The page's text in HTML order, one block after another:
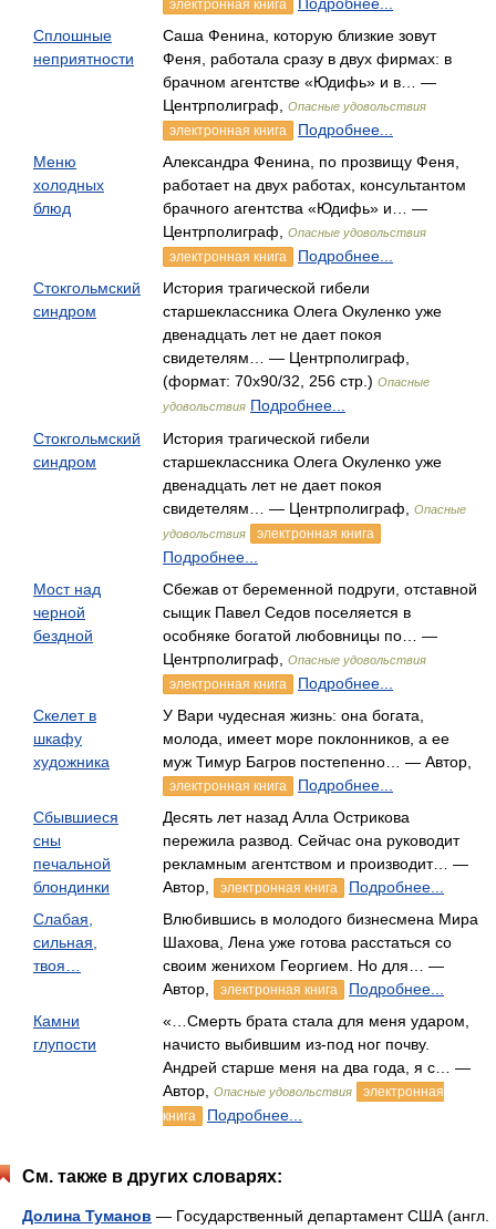
электронная книга
Сплошные
неприятности
Саша Фенина, которую близкие зовут
Феня, работала сразу в двух фирмах: в
брачном агентстве «Юдифь» и в… —
Центрполиграф,
Опасные удовольствия
электронная книга
Подробнее...
Меню
холодных
блюд
Александра Фенина, по прозвищу Феня,
работает на двух работах, консультантом
брачного агентства «Юдифь» и… —
Центрполиграф,
Опасные удовольствия
электронная книга
Подробнее...
Стокгольмский
синдром
История трагической гибели
старшеклассника Олега Окуленко уже
двенадцать лет не дает покоя
свидетелям… — Центрполиграф,
(формат: 70x90/32, 256 стр.) Опасные
удовольствия Подробнее...
Стокгольмский
синдром
История трагической гибели
старшеклассника Олега Окуленко уже
двенадцать лет не дает покоя
свидетелям… — Центрполиграф,
Опасные
удовольствия
электронная книга
Подробнее...
Мост над
черной
бездной
Сбежав от беременной подруги, отставной
сыщик Павел Седов поселяется в
особняке богатой любовницы по… —
Центрполиграф,
Опасные удовольствия
электронная книга
Подробнее...
Скелет в
шкафу
художника
У Вари чудесная жизнь: она богата,
молода, имеет море поклонников, а ее
муж Тимур Багров постепенно… — Автор,
электронная книга
Подробнее...
Сбывшиеся
сны
печальной
блондинки
Десять лет назад Алла Острикова
пережила развод. Сейчас она руководит
рекламным агентством и производит… —
Автор,
электронная книга
Подробнее...
Слабая,
сильная,
твоя…
Влюбившись в молодого бизнесмена Мира
Шахова, Лена уже готова расстаться со
своим женихом Георгием. Но для… —
Автор,
электронная книга
Подробнее...
Камни
глупости
«…Смерть брата стала для меня ударом,
начисто выбившим из-под ног почву.
Андрей старше меня на два года, я с… —
Автор,
Опасные удовольствия
электронная
книга
Подробнее...
См. также в других словарях:
Долина Туманов — Государственный департамент США (англ.